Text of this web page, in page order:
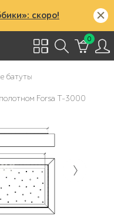
скоро!
0
батуты
Forsa T-3000